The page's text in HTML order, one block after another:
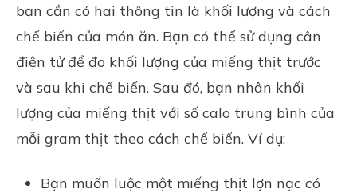
bạn cần có hai thông tin là khối lượng và cách
chế biến của món ăn. Bạn có thể sử dụng cân
điện tử để đo khối lượng của miếng thịt trước
và sau khi chế biến. Sau đó, bạn nhân khối
lượng của miếng thịt với số calo trung bình của
mỗi gram thịt theo cách chế biến. Ví dụ:
Bạn muốn luộc một miếng thịt lợn nạc có